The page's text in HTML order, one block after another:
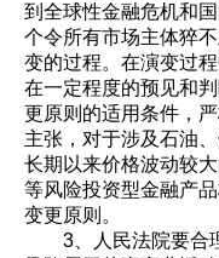
到全球性金融危机和
个令所有市场主体猝
变的过程。在演变过
在一定程度的预见和
更原则的适用条件，
主张，对于涉及石油
长期以来价格波动较
等风险投资型金融产
变更原则。
3、人民法院要合理